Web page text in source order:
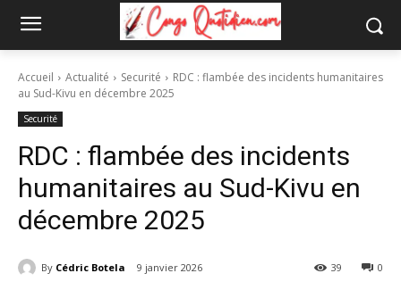
Accueil Actualité Securité
RDC : flambée des incidents humanitaires
au Sud-Kivu en décembre 2025
Securité
RDC : flambée des incidents
humanitaires au Sud-Kivu en
décembre 2025
By Cédric Botela 9 janvier 2026 0
39